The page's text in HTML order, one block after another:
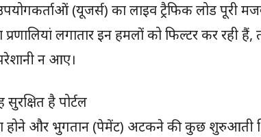
(यूजर्स) का लाइव ट्रैफिक लोड पूरी
प्रणालियां लगातार इन हमलों को फिल्टर कर रही हैं,
न आए।
है पोर्टल
होने और भुगतान (पेमेंट) अटकने की कुछ शुरुआती